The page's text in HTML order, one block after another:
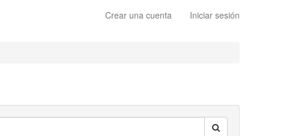
Crear una cuenta Iniciar sesión